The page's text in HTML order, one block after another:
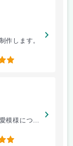
作します。
食パンマンとドキンちゃんも恋愛模様について